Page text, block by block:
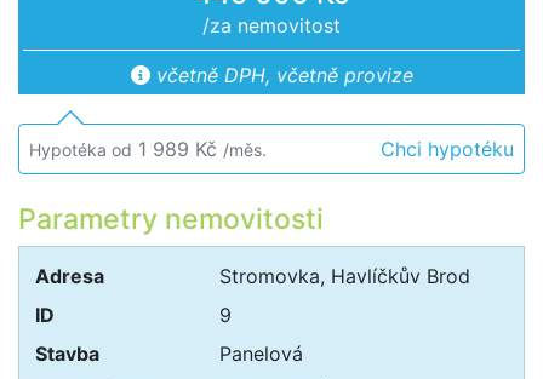
/za nemovitost
včetně DPH, včetně provize
Hypotéka od 1 989 Kč /měs. Chci hypotéku
Parametry nemovitosti
Adresa
Stromovka, Havlíčkův Brod
ID
9
Stavba
Panelová